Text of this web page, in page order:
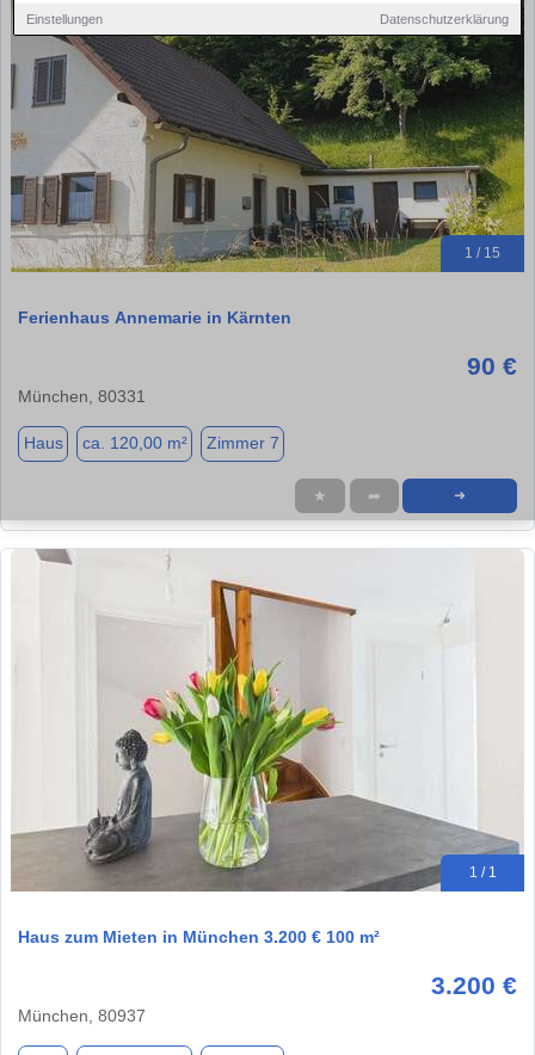
Einstellungen Datenschutzerklärung
1 / 15
Ferienhaus Annemarie in Kärnten
90 €
München, 80331
Haus ca. 120,00 m² Zimmer 7
★ ➦ ➜
1 / 1
Haus zum Mieten in München 3.200 € 100 m²
3.200 €
München, 80937